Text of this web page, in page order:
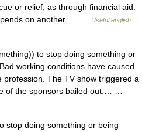
or relief, as through financial aid:
on another… …
Useful english
to stop doing something or
working conditions have caused
profession. The TV show triggered a
of the sponsors bailed out.… …
stop doing something or being